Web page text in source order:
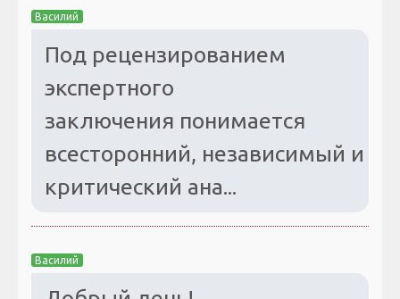
Василий
Под рецензированием
экспертного
заключения понимается
всесторонний, независимый и
критический ана...
Василий